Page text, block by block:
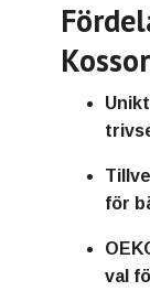
för
val